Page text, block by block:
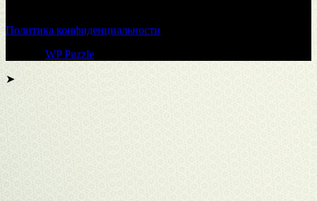
Политика конфиденциальности
WP Puzzle
➤